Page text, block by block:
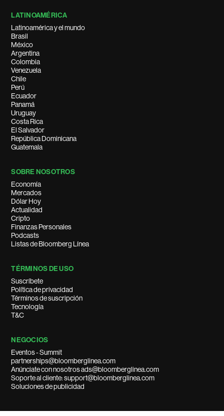
LATINOAMÉRICA
Latinoamérica y el mundo
Brasil
México
Argentina
Colombia
Venezuela
Chile
Perú
Ecuador
Panamá
Uruguay
Costa Rica
El Salvador
República Dominicana
Guatemala
SOBRE NOSOTROS
Economía
Mercados
Dólar Hoy
Actualidad
Cripto
Finanzas Personales
Podcasts
Listas de Bloomberg Línea
TÉRMINOS DE USO
Suscríbete
Política de privacidad
Términos de suscripción
Tecnología
T&C
NEGOCIOS
Eventos - Summit
partnerships@bloomberglinea.com
Anúnciate con nosotros ads@bloomberglinea.com
Soporte al cliente: support@bloomberglinea.com
Soluciones de publicidad